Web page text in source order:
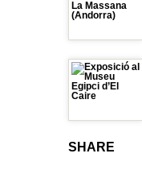
SHARE